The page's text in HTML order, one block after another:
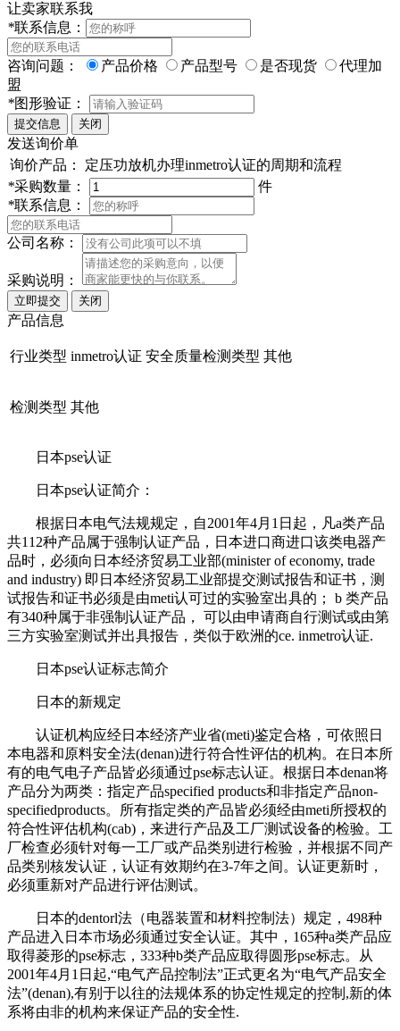
让卖家联系我
*联系信息：
咨询问题： 产品价格 产品型号 是否现货
代理加
盟
*图形验证：
发送询价单
询价产品：
定压功放机办理inmetro认证的周期和流程
*采购数量：
件
*联系信息：
公司名称：
采购说明：
产品信息
行业类型 inmetro认证 安全质量检测类型 其他
检测类型 其他
日本pse认证
日本pse认证简介：
根据日本电气法规规定，自2001年4月1日起，凡a类产品
共112种产品属于强制认证产品，日本进口商进口该类电器产
品时，必须向日本经济贸易工业部(minister of economy, trade
and industry) 即日本经济贸易工业部提交测试报告和证书，测
试报告和证书必须是由meti认可过的实验室出具的； b 类产品
有340种属于非强制认证产品， 可以由申请商自行测试或由第
三方实验室测试并出具报告，类似于欧洲的ce. inmetro认证.
日本pse认证标志简介
日本的新规定
认证机构应经日本经济产业省(meti)鉴定合格，可依照日
本电器和原料安全法(denan)进行符合性评估的机构。在日本所
有的电气电子产品皆必须通过pse标志认证。根据日本denan将
产品分为两类：指定产品specified products和非指定产品non-
specifiedproducts。所有指定类的产品皆必须经由meti所授权的
符合性评估机构(cab)，来进行产品及工厂测试设备的检验。工
厂检查必须针对每一工厂或产品类别进行检验，并根据不同产
品类别核发认证，认证有效期约在3-7年之间。认证更新时，
必须重新对产品进行评估测试。
日本的dentorl法（电器装置和材料控制法）规定，498种
产品进入日本市场必须通过安全认证。其中，165种a类产品应
取得菱形的pse标志，333种b类产品应取得圆形pse标志。从
2001年4月1日起,“电气产品控制法”正式更名为“电气产品安全
法”(denan),有别于以往的法规体系的协定性规定的控制,新的体
系将由非的机构来保证产品的安全性.